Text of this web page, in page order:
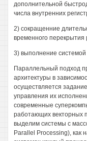
дополнительной
числа внутренних
2) сокращенние
временного
3) выполнение
Параллельный подход
архитектуры в
осуществляется
управления их
современные
работающих векторных
выделим системы с
Parallel Processing), как